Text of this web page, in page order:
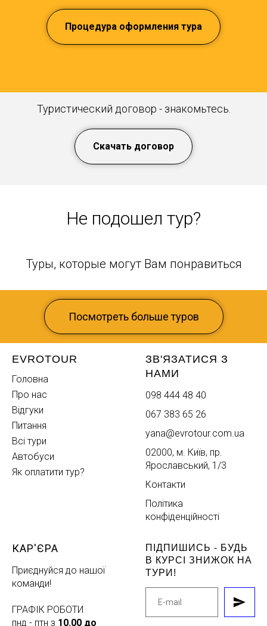
Процедура оформления тура
Туристический договор - знакомьтесь.
Скачать договор
Не подошел тур?
Туры, которые могут Вам понравиться
Посмотреть больше туров
EVROTOUR
Головна
Про нас
Відгуки
Питання
Всі тури
Автобуси
Як оплатити тур?
ЗВ'ЯЗАТИСЯ З
НАМИ
098 444 48 40
067 383 65 26
yana@evrotour.com.ua
02000, м. Київ, пр.
Ярославський, 1/3
Контакти
Політика
конфіденційності
КАР'ЄРА
Приєднуйся до нашої
команди!
ГРАФІК РОБОТИ
пнд - птн з 10.00 до
ПІДПИШИСЬ - БУДЬ
В КУРСІ ЗНИЖОК НА
ТУРИ!